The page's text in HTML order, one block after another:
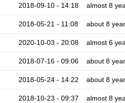
2018-09-10 - 14:18 almost 8
2018-05-21 - 11:08 about 8
2020-10-03 - 20:08 almost 6
2018-07-16 - 09:06 about 8
2018-05-24 - 14:22 about 8
2018-10-23 - 09:37 almost 8